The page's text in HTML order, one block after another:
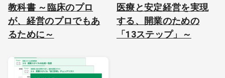
教科書 ～臨床のプロ
が、経営のプロでもあ
るために～
医療と安定経営を実現
する、開業のための
「13ステップ」～